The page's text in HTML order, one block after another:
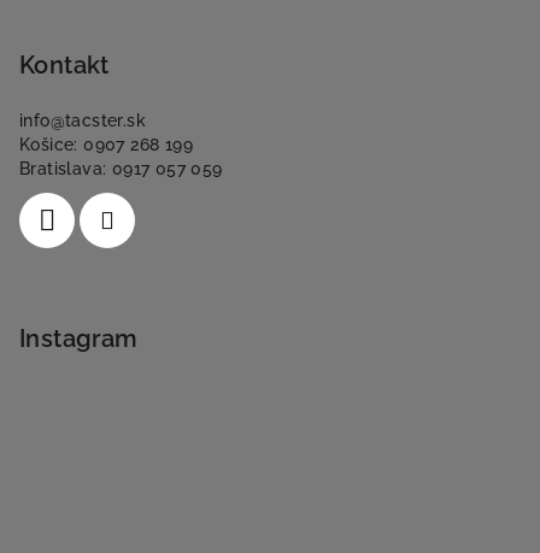
Kontakt
info@tacster.sk
Košice: 0907 268 199
Bratislava: 0917 057 059
Instagram